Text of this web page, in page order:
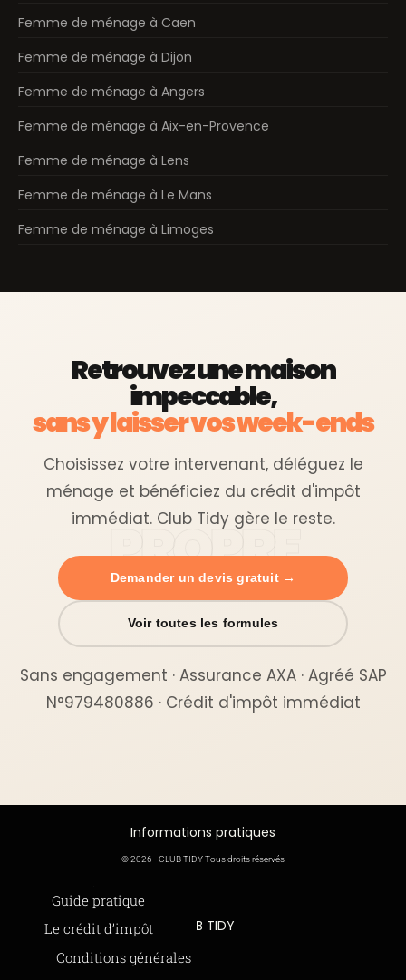
Femme de ménage à Caen
Femme de ménage à Dijon
Femme de ménage à Angers
Femme de ménage à Aix-en-Provence
Femme de ménage à Lens
Femme de ménage à Le Mans
Femme de ménage à Limoges
Retrouvez une maison
impeccable,
sans y laisser vos week-ends
Choisissez votre intervenant, déléguez le
ménage et bénéficiez du crédit d'impôt
immédiat. Club Tidy gère le reste.
Demander un devis gratuit →
Voir toutes les formules
Sans engagement · Assurance AXA · Agréé SAP
N°979480886 · Crédit d'impôt immédiat
Informations pratiques
Guide pratique
Le crédit d’impôt
Offre de parrainage 50-50
© 2026 - CLUB TIDY Tous droits réservés
Informations légales
Conditions générales
CLUB TIDY
SAS CLUB TIDY
165 Avenue de Bretagne